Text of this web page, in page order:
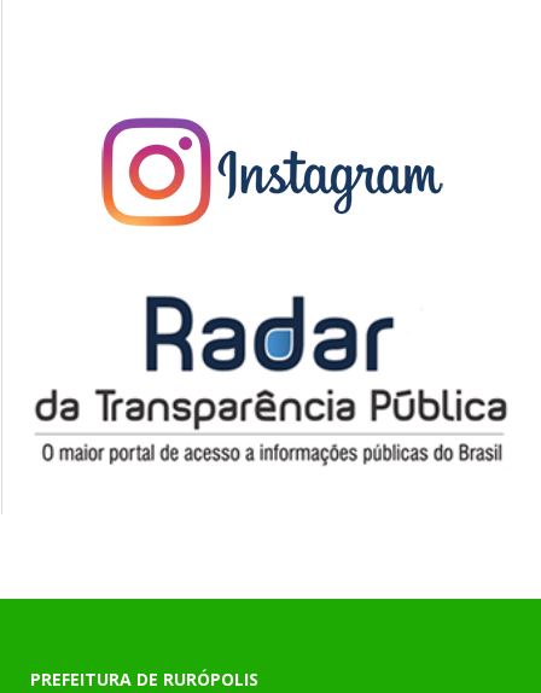
PREFEITURA DE RURÓPOLIS